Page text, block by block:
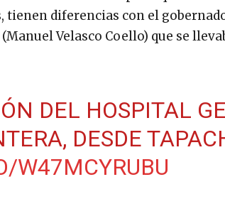
diferencias con el
Velasco Coello) que se
DEL HOSPITAL
DESDE
W47MCYRUBU